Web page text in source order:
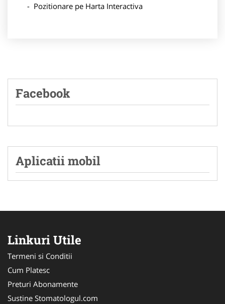
- Pozitionare pe Harta Interactiva
Facebook
Aplicatii mobil
Linkuri Utile
Termeni si Conditii
Cum Platesc
Preturi Abonamente
Sustine Stomatologul.com